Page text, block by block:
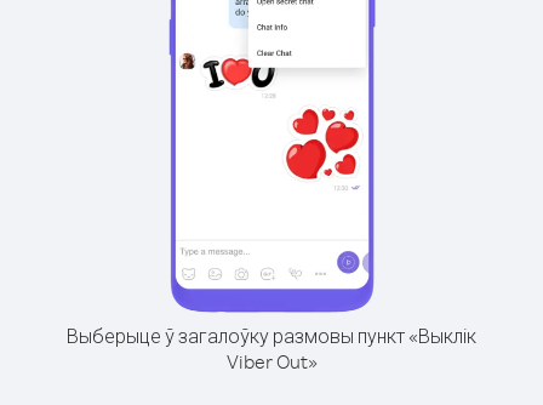
Выберыце ў загалоўку размовы пункт «Выклік
Viber Out»